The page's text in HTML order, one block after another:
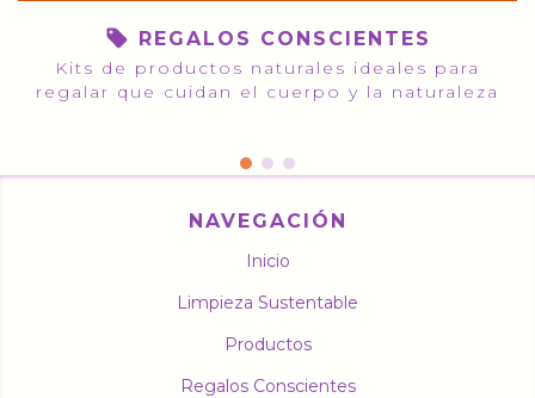
REGALOS CONSCIENTES
Kits de productos naturales ideales para
regalar que cuidan el cuerpo y la naturaleza
NAVEGACIÓN
Inicio
Limpieza Sustentable
Productos
Regalos Conscientes